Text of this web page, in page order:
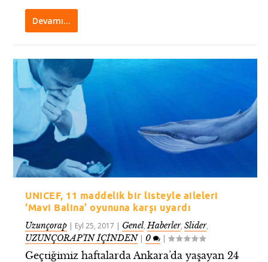
Devamı…
UNICEF, 11 maddelik bir listeyle aileleri
‘Mavi Balina’ oyununa karşı uyardı
Uzunçorap | Eyl 25, 2017 | Genel,Haberler,Slider,
UZUNÇORAP’IN İÇİNDEN| 0 |
Geçtiğimiz haftalarda Ankara’da yaşayan 24